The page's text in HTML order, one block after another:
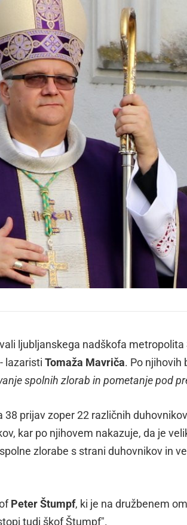
ljubljanskega nadškofa metropolita
lazaristi Tomaža Mavriča. Po njihovih
spolnih zlorab in pometanje pod
38 prijav zoper 22 različnih
kar po njihovem nakazuje, da je
zlorabe s strani duhovnikov in
Peter Štumpf, ki je na družbenem
tudi škof Štumpf".